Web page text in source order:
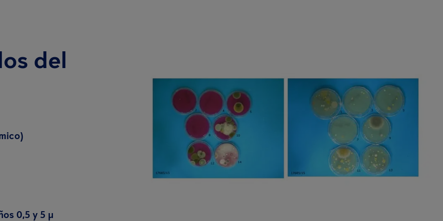
del
0,5 y 5 µ